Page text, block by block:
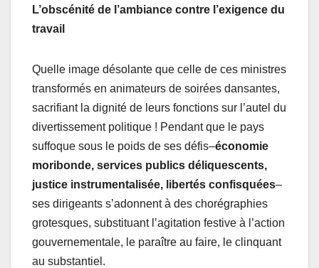
L’obscénité de l’ambiance contre l’exigence du
travail
Quelle image désolante que celle de ces ministres
transformés en animateurs de soirées dansantes,
sacrifiant la dignité de leurs fonctions sur l’autel du
divertissement politique ! Pendant que le pays
suffoque sous le poids de ses défis–économie
moribonde, services publics déliquescents,
justice instrumentalisée, libertés confisquées–
ses dirigeants s’adonnent à des chorégraphies
grotesques, substituant l’agitation festive à l’action
gouvernementale, le paraître au faire, le clinquant
au substantiel.